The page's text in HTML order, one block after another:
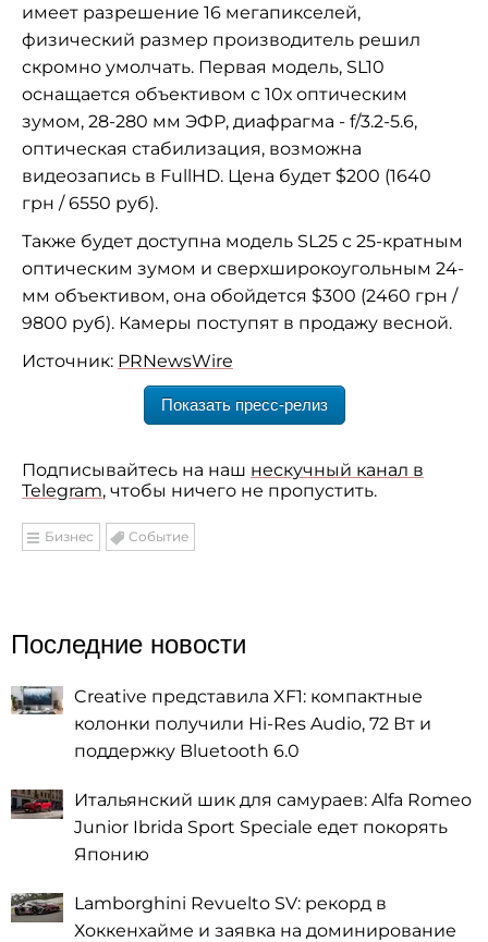
имеет разрешение 16 мегапикселей,
физический размер производитель решил
скромно умолчать. Первая модель, SL10
оснащается объективом с 10х оптическим
зумом, 28-280 мм ЭФР, диафрагма - f/3.2-5.6,
оптическая стабилизация, возможна
видеозапись в FullHD. Цена будет $200 (1640
грн / 6550 руб).
Также будет доступна модель SL25 с 25-кратным
оптическим зумом и сверхширокоугольным 24-
мм объективом, она обойдется $300 (2460 грн /
9800 руб). Камеры поступят в продажу весной.
Источник: PRNewsWire
Показать пресс-релиз
Подписывайтесь на наш нескучный канал в
Telegram, чтобы ничего не пропустить.
Бизнес Событие
Последние новости
Creative представила XF1: компактные
колонки получили Hi-Res Audio, 72 Вт и
поддержку Bluetooth 6.0
Итальянский шик для самураев: Alfa Romeo
Junior Ibrida Sport Speciale едет покорять
Японию
Lamborghini Revuelto SV: рекорд в
Хоккенхайме и заявка на доминирование